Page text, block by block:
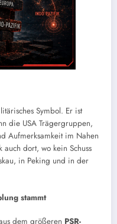
Symbol. Er ist
die USA Trägergruppen,
Aufmerksamkeit im Nahen
dort, wo kein Schuss
in Peking und in der
stammt
dem größeren PSR-